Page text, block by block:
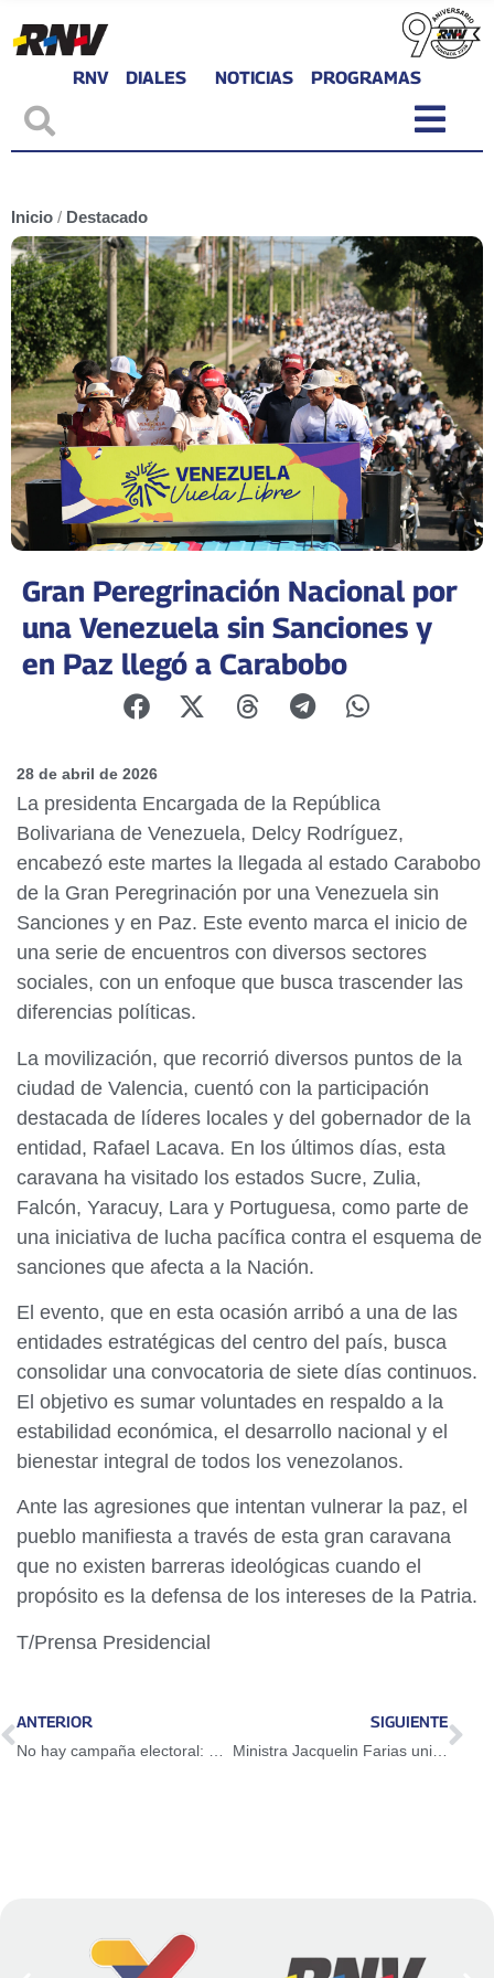
RNV DIALES NOTICIAS PROGRAMAS
Inicio / Destacado
Gran Peregrinación Nacional por
una Venezuela sin Sanciones y
en Paz llegó a Carabobo
28 de abril de 2026
La presidenta Encargada de la República
Bolivariana de Venezuela, Delcy Rodríguez,
encabezó este martes la llegada al estado Carabobo
de la Gran Peregrinación por una Venezuela sin
Sanciones y en Paz. Este evento marca el inicio de
una serie de encuentros con diversos sectores
sociales, con un enfoque que busca trascender las
diferencias políticas.
La movilización, que recorrió diversos puntos de la
ciudad de Valencia, cuentó con la participación
destacada de líderes locales y del gobernador de la
entidad, Rafael Lacava. En los últimos días, esta
caravana ha visitado los estados Sucre, Zulia,
Falcón, Yaracuy, Lara y Portuguesa, como parte de
una iniciativa de lucha pacífica contra el esquema de
sanciones que afecta a la Nación.
El evento, que en esta ocasión arribó a una de las
entidades estratégicas del centro del país, busca
consolidar una convocatoria de siete días continuos.
El objetivo es sumar voluntades en respaldo a la
estabilidad económica, el desarrollo nacional y el
bienestar integral de todos los venezolanos.
Ante las agresiones que intentan vulnerar la paz, el
pueblo manifiesta a través de esta gran caravana
que no existen barreras ideológicas cuando el
propósito es la defensa de los intereses de la Patria.
T/Prensa Presidencial
ANTERIOR SIGUIENTE
Ministra Jacquelin Farias unifica estrategias para fortalecer el sector transporte nacional